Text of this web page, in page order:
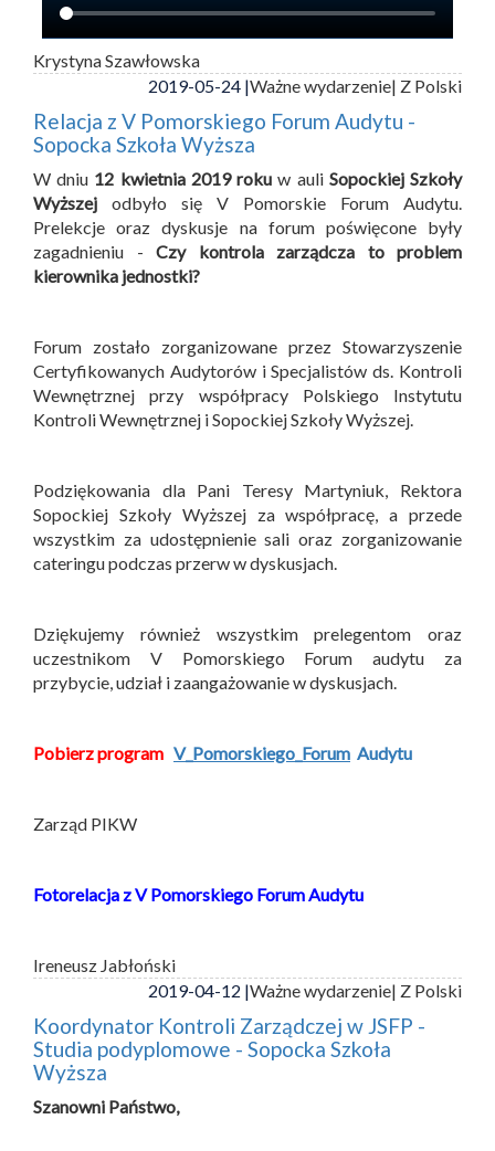
Krystyna Szawłowska
2019-05-24 |Ważne wydarzenie| Z Polski
Relacja z V Pomorskiego Forum Audytu -
Sopocka Szkoła Wyższa
W dniu 12 kwietnia 2019 roku w auli Sopockiej Szkoły
Wyższej odbyło się V Pomorskie Forum Audytu.
Prelekcje oraz dyskusje na forum poświęcone były
zagadnieniu - Czy kontrola zarządcza to problem
kierownika jednostki?
Forum zostało zorganizowane przez Stowarzyszenie
Certyfikowanych Audytorów i Specjalistów ds. Kontroli
Wewnętrznej przy współpracy Polskiego Instytutu
Kontroli Wewnętrznej i Sopockiej Szkoły Wyższej.
Podziękowania dla Pani Teresy Martyniuk, Rektora
Sopockiej Szkoły Wyższej za współpracę, a przede
wszystkim za udostępnienie sali oraz zorganizowanie
cateringu podczas przerw w dyskusjach.
Dziękujemy również wszystkim prelegentom oraz
uczestnikom V Pomorskiego Forum audytu za
przybycie, udział i zaangażowanie w dyskusjach.
Pobierz program V_Pomorskiego_Forum Audytu
Zarząd PIKW
Fotorelacja z V Pomorskiego Forum Audytu
Ireneusz Jabłoński
2019-04-12 |Ważne wydarzenie| Z Polski
Koordynator Kontroli Zarządczej w JSFP -
Studia podyplomowe - Sopocka Szkoła
Wyższa
Szanowni Państwo,